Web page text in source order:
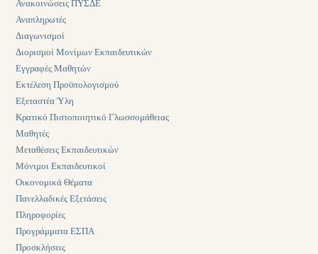
Ανακοινώσεις ΠΥΣΔΕ
Αναπληρωτές
Διαγωνισμοί
Διορισμοί Μονίμων Εκπαιδευτικών
Εγγραφές Μαθητών
Εκτέλεση Προϋπολογισμού
Εξεταστέα Ύλη
Κρατικό Πιστοποιητικό Γλωσσομάθειας
Μαθητές
Μεταθέσεις Εκπαιδευτικών
Μόνιμοι Εκπαιδευτικοί
Οικονομικά Θέματα
Πανελλαδικές Εξετάσεις
Πληροφορίες
Προγράμματα ΕΣΠΑ
Προσκλήσεις